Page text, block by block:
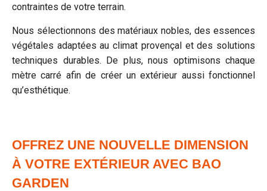
contraintes de votre terrain.
Nous sélectionnons des matériaux nobles, des essences
végétales adaptées au climat provençal et des solutions
techniques durables. De plus, nous optimisons chaque
mètre carré afin de créer un extérieur aussi fonctionnel
qu’esthétique.
OFFREZ UNE NOUVELLE DIMENSION
À VOTRE EXTÉRIEUR AVEC BAO
GARDEN